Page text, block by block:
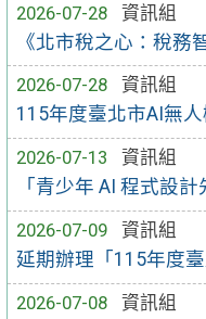
2026-07-28
資訊組
《北市稅之心：稅務
2026-07-28
資訊組
115年度臺北市AI無
2026-07-13
資訊組
「青少年 AI 程式設
2026-07-09
資訊組
延期辦理「115年度
2026-07-08
資訊組